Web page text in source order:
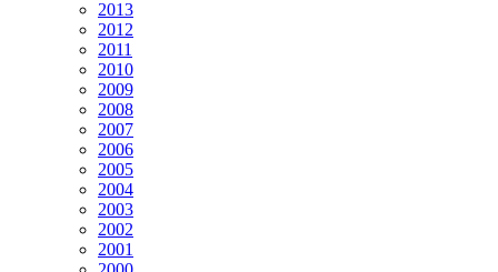
2013
2012
2011
2010
2009
2008
2007
2006
2005
2004
2003
2002
2001